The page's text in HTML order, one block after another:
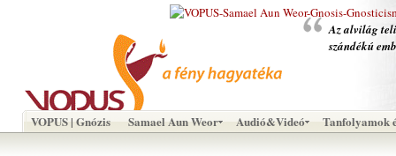
Az alvilág
szándékú
VOPUS | Gnózis Samael Aun Weor Audió&Videó Tanfolyamok